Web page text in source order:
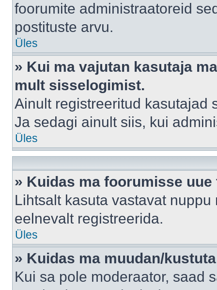
foorumite administraatoreid
postituste arvu.
Üles
» Kui ma vajutan kasutaja
mult sisselogimist.
Ainult registreeritud kasutajad
Ja sedagi ainult siis, kui
Üles
» Kuidas ma foorumisse uue
Lihtsalt kasuta vastavat
eelnevalt registreerida.
Üles
» Kuidas ma muudan/
Kui sa pole moderaator, saad